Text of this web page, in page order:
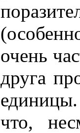
очень
друга
единицы.
что,